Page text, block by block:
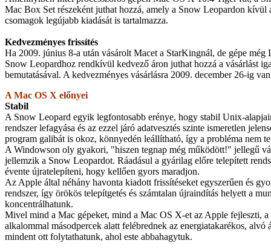
Mac Box Set részeként juthat hozzá, amely a Snow Leopardon kívül
csomagok legújabb kiadását is tartalmazza.
Kedvezményes frissítés
Ha 2009. június 8-a után vásárolt Macet a StarKingnál, de gépe még
Snow Leopardhoz rendkívül kedvező áron juthat hozzá a vásárlást
bemutatásával. A kedvezményes vásárlásra 2009. december 26-ig
A Mac OS X előnyei
Stabil
A Snow Leopard egyik legfontosabb erénye, hogy stabil Unix-
rendszer lefagyása és az ezzel járó adatvesztés szinte ismeretlen
program galibát is okoz, könnyedén leállítható, így a probléma nem
A Windowson oly gyakori, "hiszen tegnap még működött!" jellegű
jellemzik a Snow Leopardot. Ráadásul a gyárilag előre telepített
évente újratelepíteni, hogy kellően gyors maradjon.
Az Apple által néhány havonta kiadott frissítéseket egyszerűen és
rendszer, így örökös telepítgetés és számtalan újraindítás helyett a
koncentrálhatunk.
Mivel mind a Mac gépeket, mind a Mac OS X-et az Apple fejleszti,
alkalommal másodpercek alatt felébrednek az energiatakarékos, alvó
mindent ott folytathatunk, ahol este abbahagytuk.